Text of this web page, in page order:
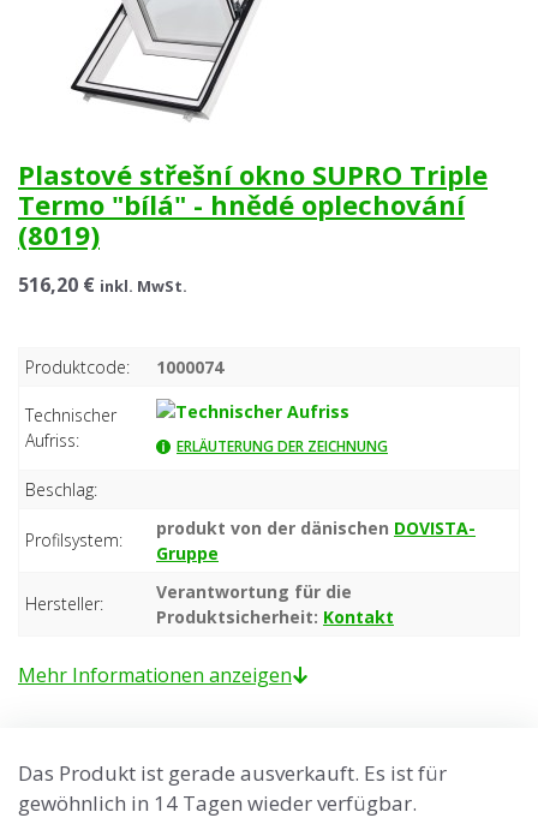
Plastové střešní okno SUPRO Triple
Termo "bílá" - hnědé oplechování
(8019)
516,20 € inkl. MwSt.
Produktcode: 1000074
Technischer
Aufriss:
ERLÄUTERUNG DER ZEICHNUNG
Beschlag:
Profilsystem:
produkt von der dänischen DOVISTA-
Gruppe
Hersteller:
Verantwortung für die
Produktsicherheit: Kontakt
Mehr Informationen anzeigen
Das Produkt ist gerade ausverkauft. Es ist für
gewöhnlich in 14 Tagen wieder verfügbar.